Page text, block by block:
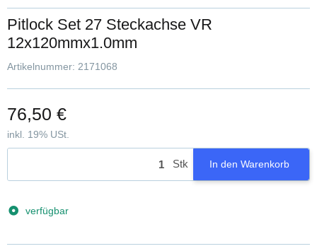
Pitlock Set 27 Steckachse VR
12x120mmx1.0mm
Artikelnummer: 2171068
76,50 €
inkl. 19% USt.
Stk In den Warenkorb
verfügbar